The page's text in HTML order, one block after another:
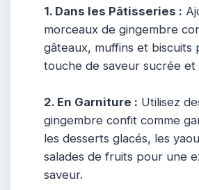
1. Dans les Pâtisseries :
morceaux de gingembre
gâteaux, muffins et biscuits
touche de saveur sucrée et
2. En Garniture : Utilisez
gingembre confit comme
les desserts glacés, les
salades de fruits pour une
saveur.